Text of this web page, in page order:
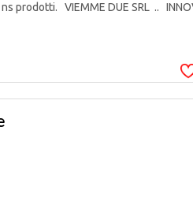
prodotti. VIEMME DUE SRL ..